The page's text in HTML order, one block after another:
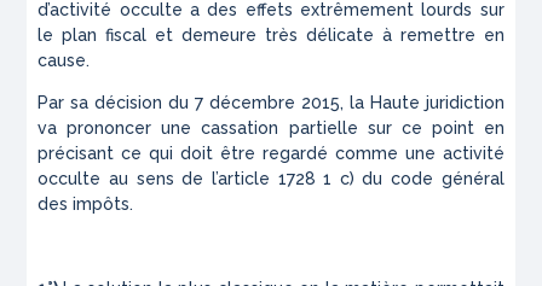
d’activité occulte a des effets extrêmement lourds sur
le plan fiscal et demeure très délicate à remettre en
cause.
Par sa décision du 7 décembre 2015, la Haute juridiction
va prononcer une cassation partielle sur ce point en
précisant ce qui doit être regardé comme une activité
occulte au sens de l’article 1728 1 c) du code général
des impôts.